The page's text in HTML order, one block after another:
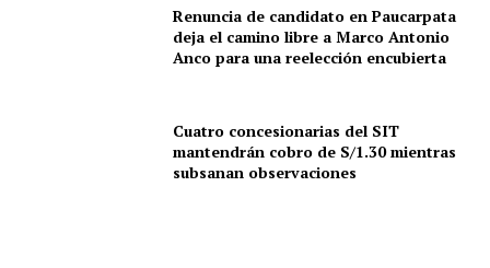
Renuncia de candidato en Paucarpata
deja el camino libre a Marco Antonio
Anco para una reelección encubierta
Cuatro concesionarias del SIT
mantendrán cobro de S/1.30 mientras
subsanan observaciones